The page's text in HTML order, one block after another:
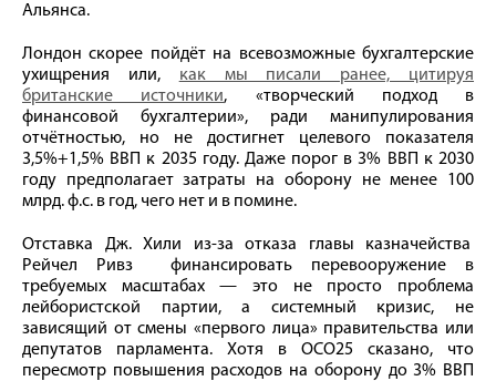
Альянса.
Лондон скорее пойдёт на всевозможные бухгалтерские
ухищрения или, как мы писали ранее, цитируя
британские источники, «творческий подход в
финансовой бухгалтерии», ради манипулирования
отчётностью, но не достигнет целевого показателя
3,5%+1,5% ВВП к 2035 году. Даже порог в 3% ВВП к 2030
году предполагает затраты на оборону не менее 100
млрд. ф.с. в год, чего нет и в помине.
Отставка Дж. Хили из-за отказа главы казначейства
Рейчел Ривз финансировать перевооружение в
требуемых масштабах — это не просто проблема
лейбористской партии, а системный кризис, не
зависящий от смены «первого лица» правительства или
депутатов парламента. Хотя в ОСО25 сказано, что
пересмотр повышения расходов на оборону до 3% ВВП